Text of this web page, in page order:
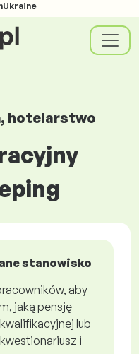
hotelarstwo
stanowisko
aby
jaką pensję
lub
i